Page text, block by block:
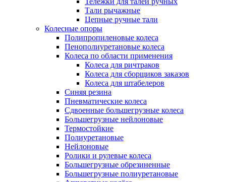
Тали рычажные
Цепные ручные тали
Колесные опоры
Полипропиленовые колеса
Пенополиуретановые колеса
Колеса по области применения
Колеса для ричтраков
Колеса для сборщиков заказов
Колеса для штабелеров
Синяя резина
Пневматические колеса
Сдвоенные большегрузные колеса
Большегрузные нейлоновые
Термостойкие
Полиуретановые
Нейлоновые
Ролики и рулевые колеса
Большегрузные обрезиненные
Большегрузные полиуретановые